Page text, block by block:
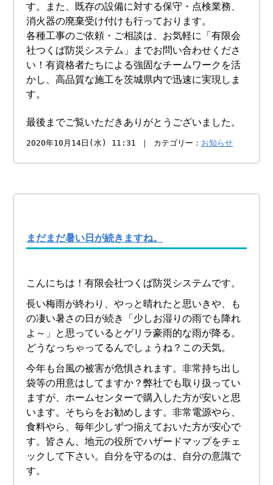
す。また、既存の設備に対する保守・点検業務、
消火器の廃棄受け付けも行っております。
各種工事のご依頼・ご相談は、お気軽に「有限会
社つくば防災システム」までお問い合わせくださ
い！有資格者たちによる強固なチームワークを活
かし、高品質な施工を茨城県内で迅速に実現しま
す。
最後までご覧いただきありがとうございました。
2020年10月14日(水) 11:31 ｜ カテゴリー： お知らせ
まだまだ暑い日が続きますね。
こんにちは！有限会社つくば防災システムです。
長い梅雨が終わり、やっと晴れたと思いきや、も
の凄い暑さの日が続き「少しお湿りの雨でも降れ
よ～」と思っているとゲリラ豪雨的な雨が降る。
どうなっちゃってるんでしょうね？この天気。
今年も台風の被害が危惧されます。非常持ち出し
袋等の用意はしてますか？弊社でも取り扱ってい
ますが、ホームセンターで購入した方が安いと思
います。そちらをお勧めします。非常電源やら、
食料やら、毎年少しずつ揃えておいた方が安心で
す。皆さん、地元の役所でハザードマップをチェ
ックして下さい。自分を守るのは、自分の意識で
す。